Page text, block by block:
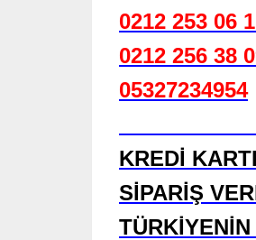
0212 253 06
0212 256 38
05327234954
KREDİ
SİPARİŞ